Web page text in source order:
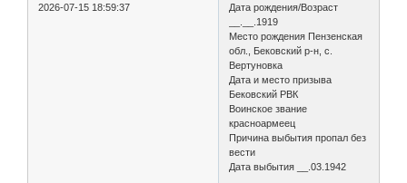
2026-07-15 18:59:37
Дата рождения/Возраст
__.__.1919
Место рождения Пензенская
обл., Бековский р-н, с.
Вертуновка
Дата и место призыва
Бековский РВК
Воинское звание
красноармеец
Причина выбытия пропал без
вести
Дата выбытия __.03.1942